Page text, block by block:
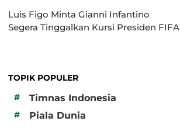
Luis Figo Minta Gianni Infantino
Segera Tinggalkan Kursi Presiden FIFA
TOPIK POPULER
#
Timnas Indonesia
# Piala Dunia